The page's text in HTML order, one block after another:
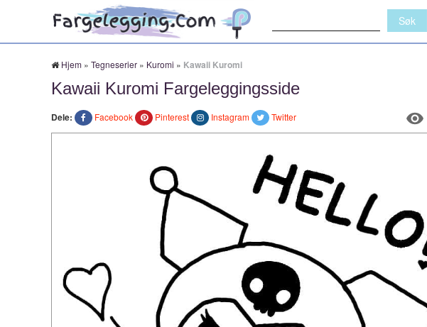
Hjem » Tegneserier » Kuromi » Kawaii Kuromi
Kawaii Kuromi Fargeleggingsside
Dele: Facebook Pinterest Instagram Twitter